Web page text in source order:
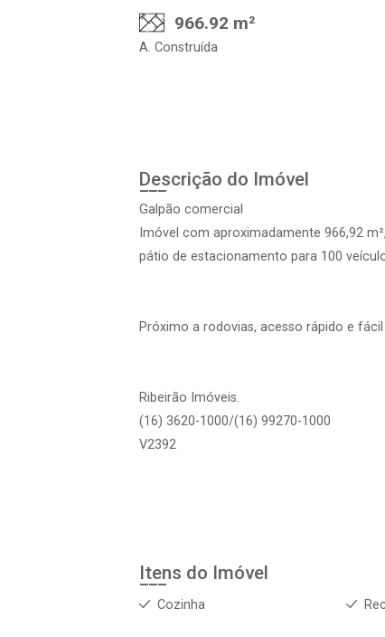
966.92 m²
A. Construída
Descrição do Imóvel
Galpão comercial
Imóvel com aproximadamente 966,92
pátio de estacionamento para 100
Próximo a rodovias, acesso rápido e
Ribeirão Imóveis.
(16) 3620-1000/(16) 99270-1000
V2392
Itens do Imóvel
Cozinha